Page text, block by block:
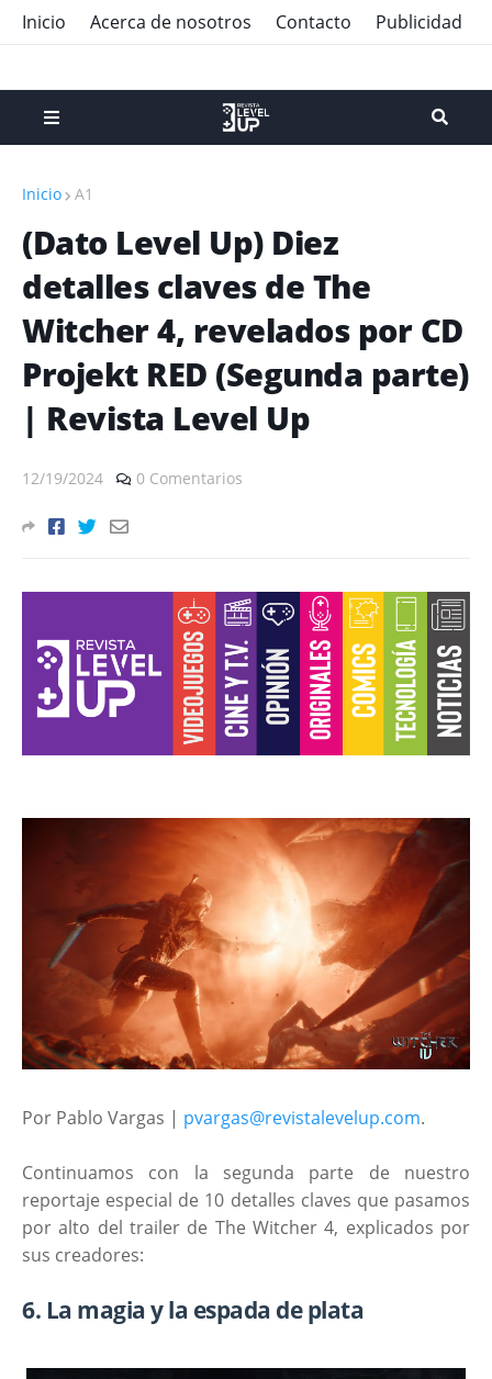
Inicio Acerca de nosotros Contacto Publicidad
Inicio A1
(Dato Level Up) Diez
detalles claves de The
Witcher 4, revelados por CD
Projekt RED (Segunda parte)
| Revista Level Up
12/19/2024 0 Comentarios
Por Pablo Vargas | pvargas@revistalevelup.com.
Continuamos con la segunda parte de nuestro
reportaje especial de 10 detalles claves que pasamos
por alto del trailer de The Witcher 4, explicados por
sus creadores:
6. La magia y la espada de plata